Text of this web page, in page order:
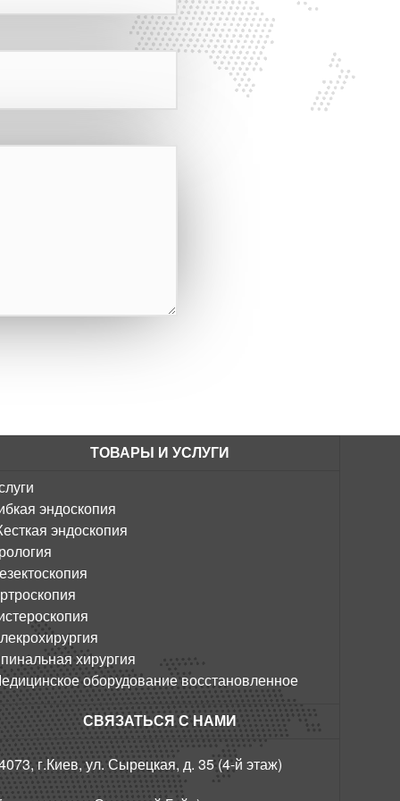
ТОВАРЫ И УСЛУГИ
эндоскопия
эндоскопия
хирургия
оборудование восстановленное
СВЯЗАТЬСЯ С НАМИ
г.Киев, ул. Сырецкая, д. 35 (4-й этаж)